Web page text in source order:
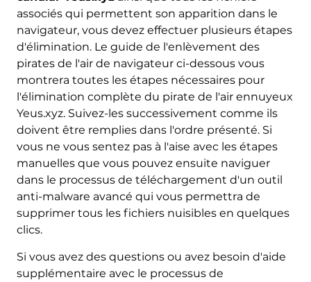
associés qui permettent son apparition dans le
navigateur, vous devez effectuer plusieurs étapes
d'élimination. Le guide de l'enlèvement des
pirates de l'air de navigateur ci-dessous vous
montrera toutes les étapes nécessaires pour
l'élimination complète du pirate de l'air ennuyeux
Yeus.xyz. Suivez-les successivement comme ils
doivent être remplies dans l'ordre présenté. Si
vous ne vous sentez pas à l'aise avec les étapes
manuelles que vous pouvez ensuite naviguer
dans le processus de téléchargement d'un outil
anti-malware avancé qui vous permettra de
supprimer tous les fichiers nuisibles en quelques
clics.
Si vous avez des questions ou avez besoin d'aide
supplémentaire avec le processus de